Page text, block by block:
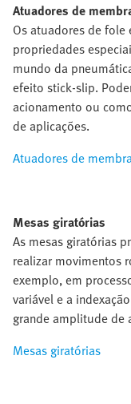
Atuadores de
Os atuadores de fole
propriedades
mundo da
efeito stick-slip.
acionamento ou
de aplicações.
Atuadores de
Mesas giratórias
As mesas giratórias
realizar movimentos
exemplo, em
variável e a
grande amplitude de
Mesas giratórias